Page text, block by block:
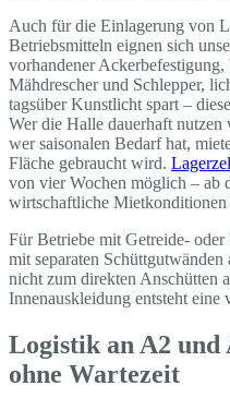
Auch für die Einlagerung von
Betriebsmitteln eignen sich
vorhandener
Mähdrescher und Schlepper,
tagsüber Kunstlicht spart –
Wer die Halle dauerhaft
wer saisonalen Bedarf hat,
Fläche gebraucht wird.
von vier Wochen möglich – ab
wirtschaftliche Mietkonditionen
Für Betriebe mit Getreide-
mit separaten
nicht zum direkten Anschütten
Innenauskleidung entsteht
Logistik an A2 und
ohne Wartezeit